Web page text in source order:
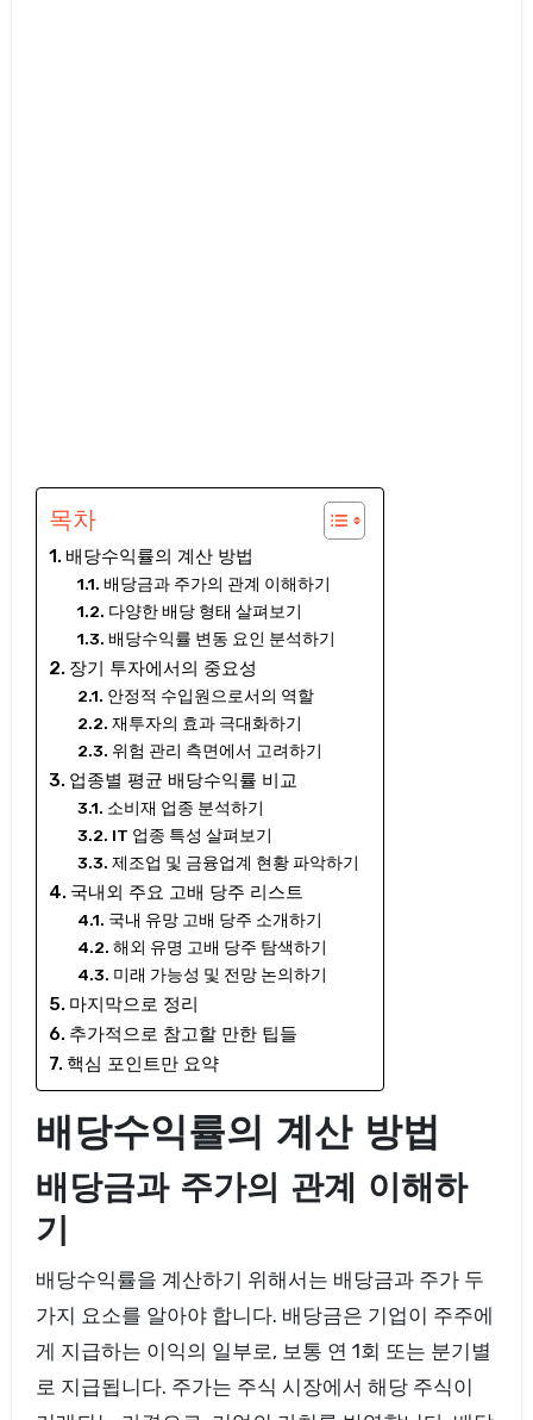
목차
배당수익률의 계산 방법
배당금과 주가의 관계 이해하기
다양한 배당 형태 살펴보기
배당수익률 변동 요인 분석하기
장기 투자에서의 중요성
안정적 수입원으로서의 역할
재투자의 효과 극대화하기
위험 관리 측면에서 고려하기
업종별 평균 배당수익률 비교
소비재 업종 분석하기
IT 업종 특성 살펴보기
제조업 및 금융업계 현황 파악하기
국내외 주요 고배 당주 리스트
국내 유망 고배 당주 소개하기
해외 유명 고배 당주 탐색하기
미래 가능성 및 전망 논의하기
마지막으로 정리
추가적으로 참고할 만한 팁들
핵심 포인트만 요약
배당수익률의 계산 방법
배당금과 주가의 관계 이해하
기
배당수익률을 계산하기 위해서는 배당금과 주가 두
가지 요소를 알아야 합니다. 배당금은 기업이 주주에
게 지급하는 이익의 일부로, 보통 연 1회 또는 분기별
로 지급됩니다. 주가는 주식 시장에서 해당 주식이